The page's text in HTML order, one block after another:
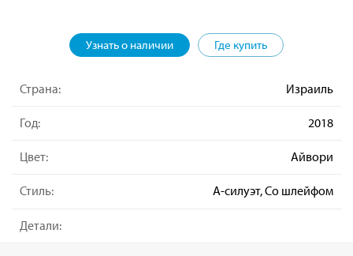
Узнать о наличии Где купить
Страна: Израиль
Год: 2018
Цвет: Айвори
Стиль: А-силуэт, Со шлейфом
Детали: